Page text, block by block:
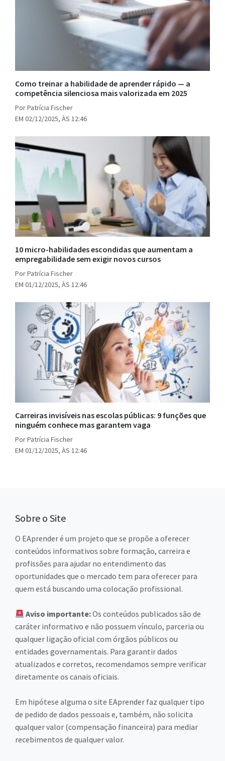
Como treinar a habilidade de aprender rápido — a
competência silenciosa mais valorizada em 2025
Por Patrícia Fischer
EM 02/12/2025, ÀS 12:46
10 micro-habilidades escondidas que aumentam a
empregabilidade sem exigir novos cursos
Por Patrícia Fischer
EM 01/12/2025, ÀS 12:46
Carreiras invisíveis nas escolas públicas: 9 funções que
ninguém conhece mas garantem vaga
Por Patrícia Fischer
EM 01/12/2025, ÀS 12:46
Sobre o Site
O EAprender é um projeto que se propõe a oferecer
conteúdos informativos sobre formação, carreira e
profissões para ajudar no entendimento das
oportunidades que o mercado tem para oferecer para
quem está buscando uma colocação profissional.
Aviso importante:Os conteúdos publicados são de
caráter informativo e não possuem vínculo, parceria ou
qualquer ligação oficial com órgãos públicos ou
entidades governamentais. Para garantir dados
atualizados e corretos, recomendamos sempre verificar
diretamente os canais oficiais.
Em hipótese alguma o site EAprender faz qualquer tipo
de pedido de dados pessoais e, também, não solicita
qualquer valor (compensação financeira) para mediar
recebimentos de qualquer valor.